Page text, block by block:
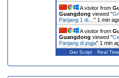
A visitor from
Guangdong viewed "
Panjang 1 di… " 1 min
A visitor from
Guangdong viewed "
Panjang di jogja" 1 min
Get Script Real Time